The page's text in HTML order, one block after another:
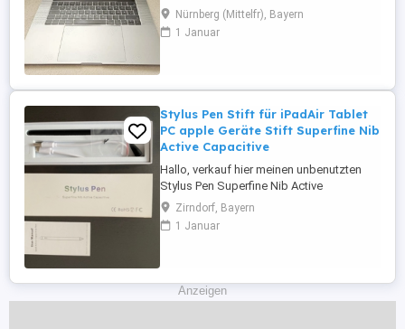
Truetone - 2,9GHz Quad-Core Intel Core i7
- AMD Radeon Pro 560 (4GB)+Intel HD
Graphics 630 1536MB - 16GB 2133MHz
nur 145 Zyklen!!! - MacOs Ventura (13.7.8)
Nürnberg (Mittelfr), Bayern
1 Januar
Stylus Pen Stift für iPadAir Tablet
PC apple Geräte Stift Superfine Nib
Active Capacitive
Hallo, verkauf hier meinen unbenutzten
Stylus Pen Superfine Nib Active
Capacitive, für folgende iPads (2018, mini,
Air, Pro 11 12,9, 2019), auf dem letzten Bild
sind die Auflistung von iPads, die dafür
PROFESSIONELLE MONTAGE NACH
ABSPRACHE ...
Zirndorf, Bayern
1 Januar
Anzeigen